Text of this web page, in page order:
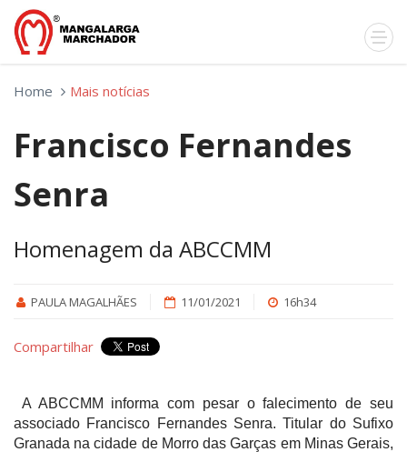
Home Mais notícias
Francisco Fernandes
Senra
Homenagem da ABCCMM
PAULA MAGALHÃES 11/01/2021 16h34
Compartilhar
A ABCCMM informa com pesar o falecimento de seu
associado Francisco Fernandes Senra. Titular do Sufixo
Granada na cidade de Morro das Garças em Minas Gerais,